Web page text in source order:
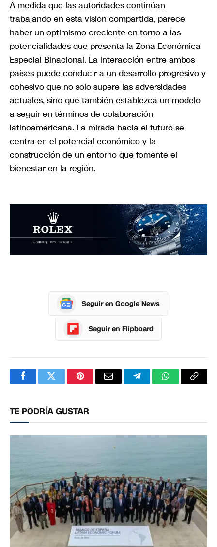
A medida que las autoridades continúan
trabajando en esta visión compartida, parece
haber un optimismo creciente en torno a las
potencialidades que presenta la Zona Económica
Especial Binacional. La interacción entre ambos
países puede conducir a un desarrollo progresivo y
cohesivo que no solo supere las adversidades
actuales, sino que también establezca un modelo
a seguir en términos de colaboración
latinoamericana. La mirada hacia el futuro se
centra en el potencial económico y la
construcción de un entorno que fomente el
bienestar en la región.
Seguir en Google News
Seguir en Flipboard
FacebookTwitterPinterestCorreoTelegramWhatsApp
TE PODRÍA GUSTAR